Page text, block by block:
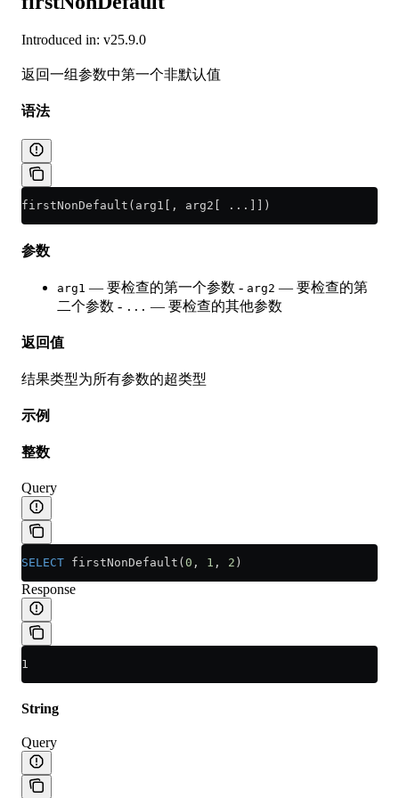
Introduced in: v25.9.0
返回一组参数中第一个非默认值
语法
firstNonDefault(arg1[, arg2[ ...]])
参数
arg1 — 要检查的第一个参数 - arg2 — 要检查的第
二个参数 - ... — 要检查的其他参数
返回值
结果类型为所有参数的超类型
示例
整数
Query
SELECT firstNonDefault( 0 , 1 , 2 )
Response
1
String
Query